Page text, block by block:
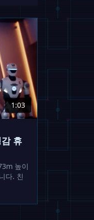
1:03
휴
높이
다. 친